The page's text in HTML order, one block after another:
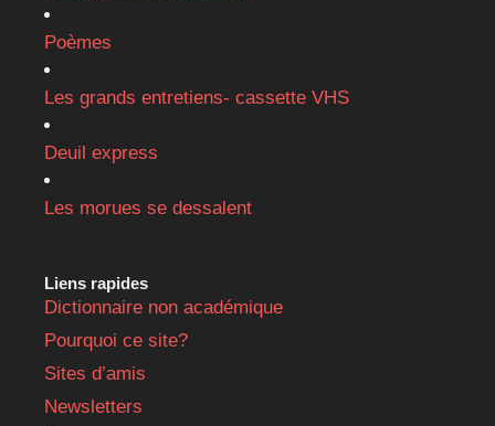
Poèmes
Les grands entretiens- cassette VHS
Deuil express
Les morues se dessalent
Liens rapides
Dictionnaire non académique
Pourquoi ce site?
Sites d’amis
Newsletters